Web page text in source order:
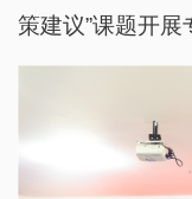
策建议”课题开展